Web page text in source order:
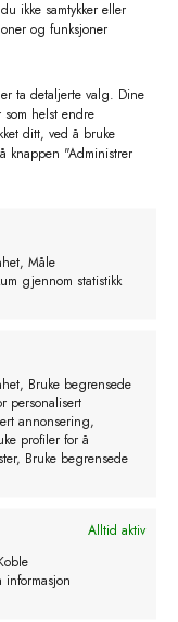
ikke samtykker eller
og funksjoner
ta detaljerte valg. Dine
helst endre
ditt, ved å bruke
knappen "Administrer
Måle
gjennom statistikk
Bruke begrensede
personalisert
annonsering,
profiler for å
Bruke begrensede
Alltid aktiv
lang.